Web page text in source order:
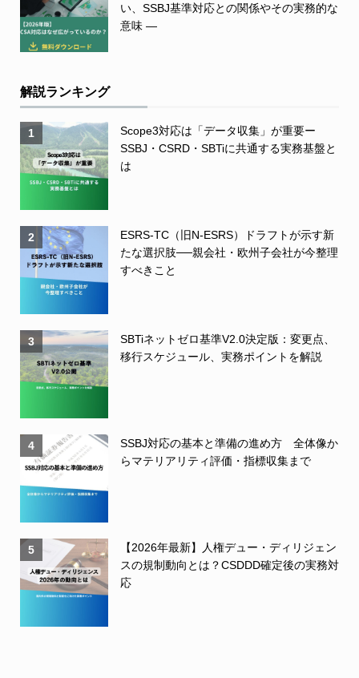
い、SSBJ基準対応との関係やその実務的な
意味 ―
解説ランキング
1
Scope3対応は「データ収集」が重要ー
SSBJ・CSRD・SBTiに共通する実務基盤と
は
2
ESRS-TC（旧N-ESRS）ドラフトが示す新
たな選択肢──親会社・欧州子会社が今整理
すべきこと
3
SBTiネットゼロ基準V2.0決定版：変更点、
移行スケジュール、実務ポイントを解説
4
SSBJ対応の基本と準備の進め方 全体像か
らマテリアリティ評価・指標収集まで
5
【2026年最新】人権デュー・ディリジェン
スの規制動向とは？CSDDD確定後の実務対
応